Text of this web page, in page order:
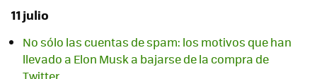
11 julio
No sólo las cuentas de spam: los motivos que han
llevado a Elon Musk a bajarse de la compra de